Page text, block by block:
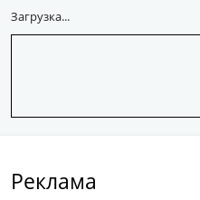
Загрузка...
Реклама